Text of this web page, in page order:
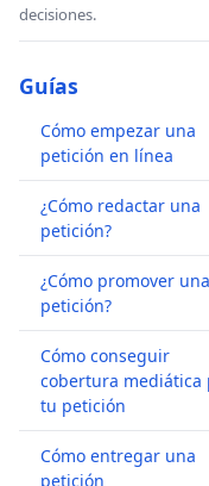
decisiones.
Guías
Cómo empezar una
petición en línea
¿Cómo redactar una
petición?
¿Cómo promover una
petición?
Cómo conseguir
cobertura mediática
tu petición
Cómo entregar una
petición